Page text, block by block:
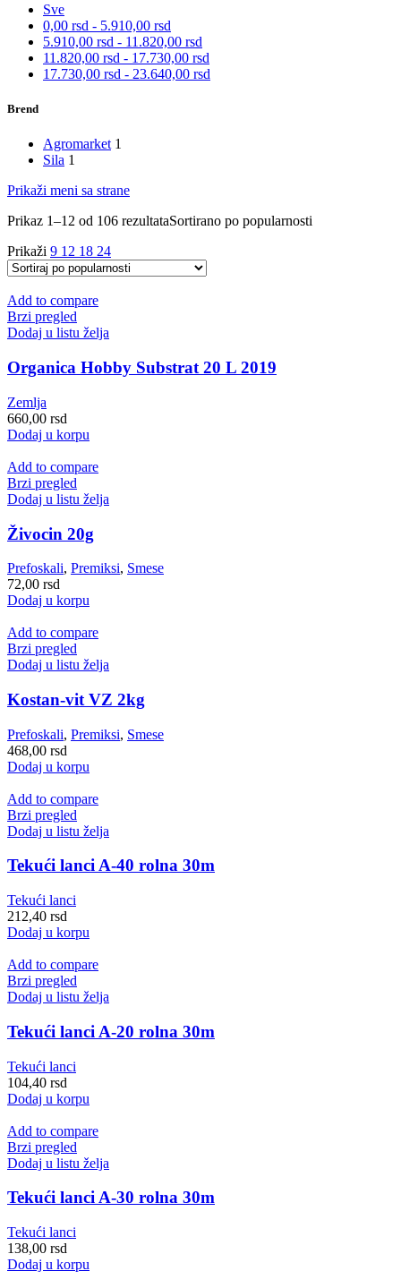
Sve
0,00 rsd - 5.910,00 rsd
5.910,00 rsd - 11.820,00 rsd
11.820,00 rsd - 17.730,00 rsd
17.730,00 rsd - 23.640,00 rsd
Brend
Agromarket 1
Sila 1
Prikaži meni sa strane
Prikaz 1–12 od 106 rezultataSortirano po popularnosti
Prikaži 9 12 18 24
Add to compare
Brzi pregled
Dodaj u listu želja
Organica Hobby Substrat 20 L 2019
Zemlja
660,00 rsd
Dodaj u korpu
Add to compare
Brzi pregled
Dodaj u listu želja
Živocin 20g
Prefoskali, Premiksi, Smese
72,00 rsd
Dodaj u korpu
Add to compare
Brzi pregled
Dodaj u listu želja
Kostan-vit VZ 2kg
Prefoskali, Premiksi, Smese
468,00 rsd
Dodaj u korpu
Add to compare
Brzi pregled
Dodaj u listu želja
Tekući lanci A-40 rolna 30m
Tekući lanci
212,40 rsd
Dodaj u korpu
Add to compare
Brzi pregled
Dodaj u listu želja
Tekući lanci A-20 rolna 30m
Tekući lanci
104,40 rsd
Dodaj u korpu
Add to compare
Brzi pregled
Dodaj u listu želja
Tekući lanci A-30 rolna 30m
Tekući lanci
138,00 rsd
Dodaj u korpu